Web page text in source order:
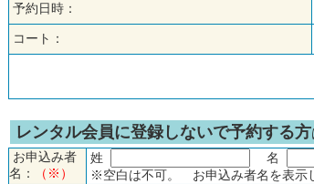
予約日時：
コート：
レンタル会員に登録しないで予約する方
お申込み者
名：
（※）
姓
名
※空白は不可。 お申込み者名を表示